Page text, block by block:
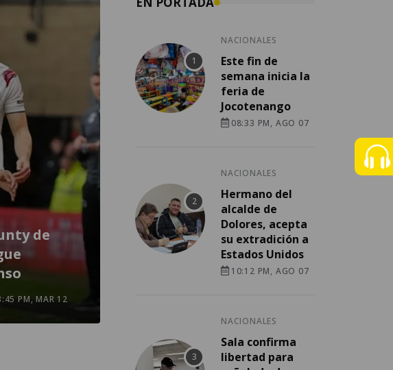
de
PM, MAR 12
NACIONALES
Este fin de
semana inicia la
feria de
Jocotenango
08:33 PM, AGO 07
NACIONALES
Hermano del
alcalde de
Dolores, acepta
su extradición a
Estados Unidos
10:12 PM, AGO 07
NACIONALES
Sala confirma
libertad para